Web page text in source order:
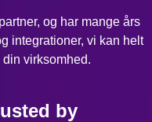
og har mange års
integrationer, vi kan helt
virksomhed.
by